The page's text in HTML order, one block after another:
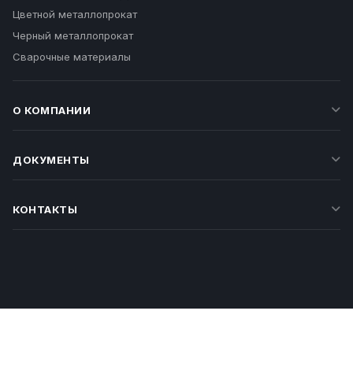
Цветной металлопрокат
Черный металлопрокат
Сварочные материалы
О КОМПАНИИ
ДОКУМЕНТЫ
КОНТАКТЫ